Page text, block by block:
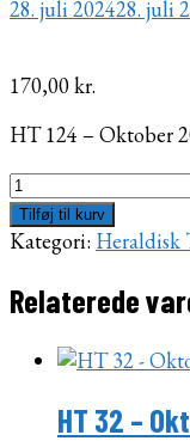
28. juli 202428. juli
170,00kr.
HT 124 – Oktober
HT
124
-
2021
-
Tilføj til kurv
Kategori: Heraldisk
Relaterede
HT 32 –